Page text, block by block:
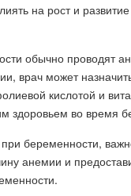
на рост и
обычно проводят
врач может
кислотой и
здоровьем во время
беременности,
анемии и